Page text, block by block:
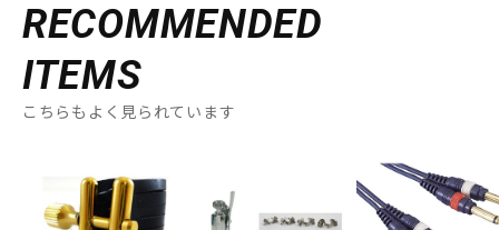
RECOMMENDED
ITEMS
こちらもよく見られています